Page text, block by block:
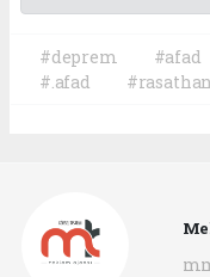
#deprem #afad
#.afad